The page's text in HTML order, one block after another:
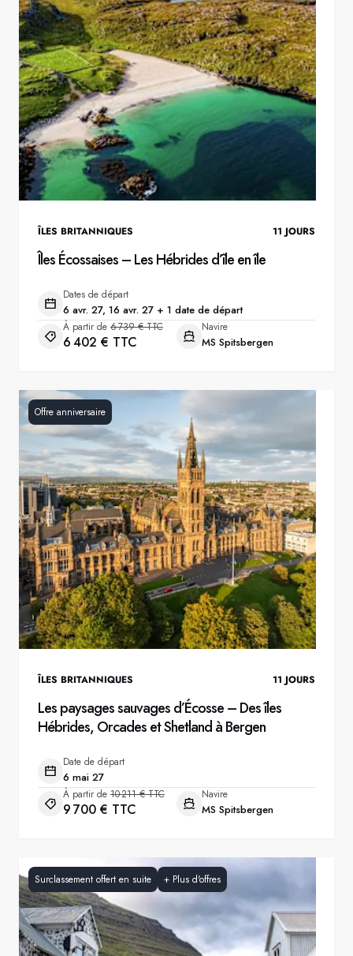
Suède
Danemark
Norvège
ÎLES BRITANNIQUES 11 JOURS
Îles Écossaises – Les Hébrides d’île en île
Dates de départ
6 avr. 27, 16 avr. 27 + 1 date de départ
À partir de 6 739 € TTC
6 402 € TTC
Navire
MS Spitsbergen
Offre anniversaire
ÎLES BRITANNIQUES 11 JOURS
Les paysages sauvages d’Écosse – Des îles
Hébrides, Orcades et Shetland à Bergen
Date de départ
6 mai 27
À partir de 10 211 € TTC
9 700 € TTC
Navire
MS Spitsbergen
Surclassement offert en suite + Plus d'offres